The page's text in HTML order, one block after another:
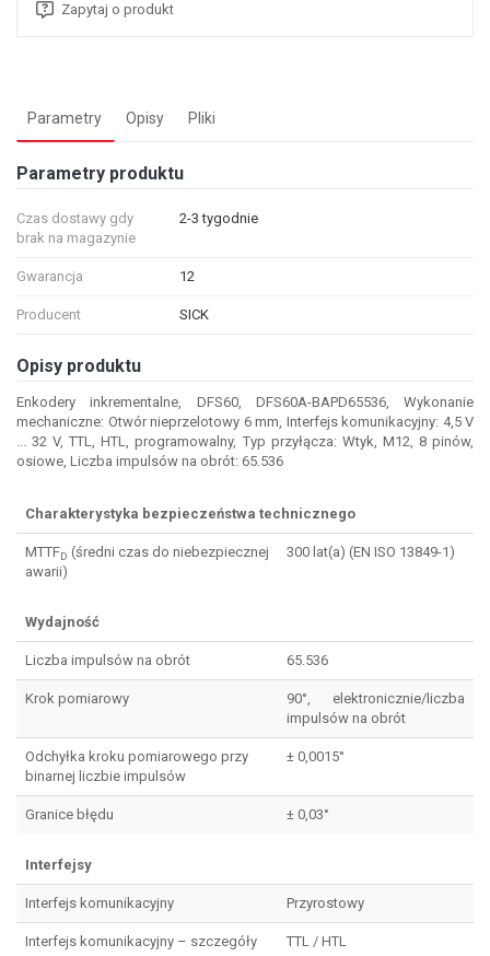
Zapytaj o produkt
Parametry Opisy Pliki
Parametry produktu
Czas dostawy gdy
brak na magazynie
2-3 tygodnie
Gwarancja 12
Producent SICK
Opisy produktu
Enkodery inkrementalne, DFS60, DFS60A-BAPD65536, Wykonanie
mechaniczne: Otwór nieprzelotowy 6 mm, Interfejs komunikacyjny: 4,5 V
... 32 V, TTL, HTL, programowalny, Typ przyłącza: Wtyk, M12, 8 pinów,
osiowe, Liczba impulsów na obrót: 65.536
Charakterystyka bezpieczeństwa technicznego
MTTFD (średni czas do niebezpiecznej
awarii)
300 lat(a) (EN ISO 13849-1)
Wydajność
Liczba impulsów na obrót 65.536
Krok pomiarowy
90°, elektronicznie/liczba
impulsów na obrót
Odchyłka kroku pomiarowego przy
binarnej liczbie impulsów
± 0,0015°
Granice błędu ± 0,03°
Interfejsy
Interfejs komunikacyjny Przyrostowy
Interfejs komunikacyjny – szczegóły TTL / HTL